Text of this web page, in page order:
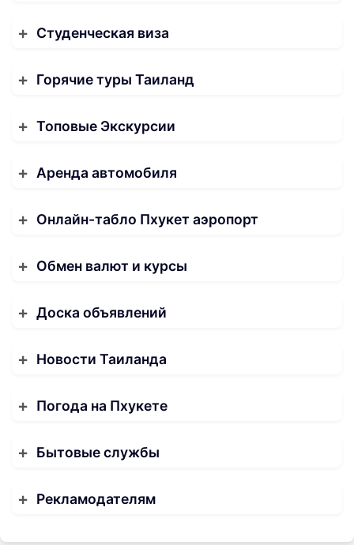
Студенческая виза
Горячие туры Таиланд
Топовые Экскурсии
Аренда автомобиля
Онлайн-табло Пхукет аэропорт
Обмен валют и курсы
Доска объявлений
Новости Таиланда
Погода на Пхукете
Бытовые службы
Рекламодателям